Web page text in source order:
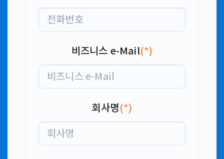
비즈니스 e-Mail(*)
회사명(*)